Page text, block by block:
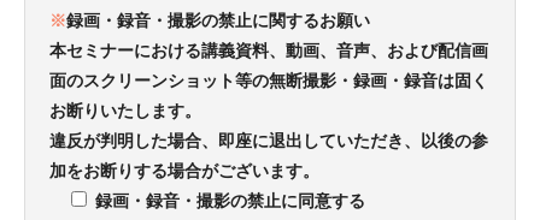
※録画・録音・撮影の禁止に関するお願い
本セミナーにおける講義資料、動画、音声、および配信画
面のスクリーンショット等の無断撮影・録画・録音は固く
お断りいたします。
違反が判明した場合、即座に退出していただき、以後の参
加をお断りする場合がございます。
録画・録音・撮影の禁止に同意する